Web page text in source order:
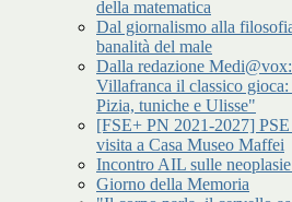
della matematica
Dal giornalismo alla
banalità del male
Dalla redazione
Villafranca il classico gioca:
Pizia, tuniche e Ulisse"
[FSE+ PN 2021-2027]
visita a Casa Museo Maffei
Incontro AIL sulle
Giorno della Memoria